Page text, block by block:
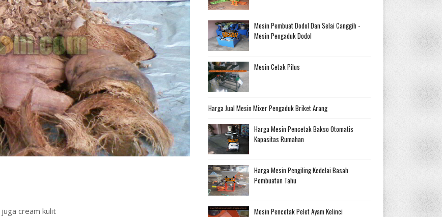
cream kulit
Mesin Pembuat Dodol Dan Selai Canggih -
Mesin Pengaduk Dodol
Mesin Cetak Pilus
Harga Jual Mesin Mixer Pengaduk Briket Arang
Harga Mesin Pencetak Bakso Otomatis
Kapasitas Rumahan
Harga Mesin Pengiling Kedelai Basah
Pembuatan Tahu
Mesin Pencetak Pelet Ayam Kelinci